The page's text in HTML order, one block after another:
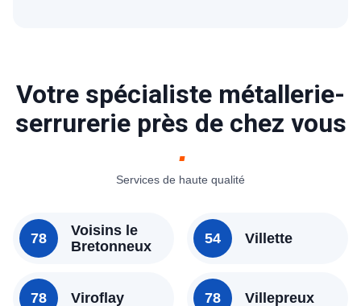
Votre spécialiste métallerie-
serrurerie près de chez vous
Services de haute qualité
78
Voisins le
Bretonneux
78 Viroflay
54 Villette
78 Villepreux